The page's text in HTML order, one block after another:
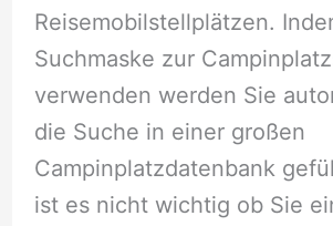
Reisemobilstellplätzen.
Suchmaske zur
verwenden werden Sie
die Suche in einer großen
Campinplatzdatenbank
ist es nicht wichtig ob Sie